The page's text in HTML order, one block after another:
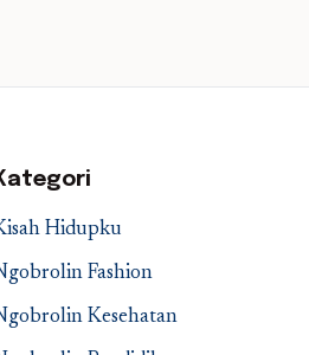
Hidupku
Fashion
Kesehatan